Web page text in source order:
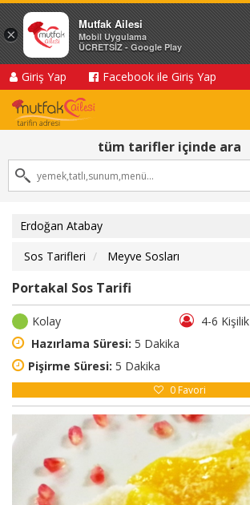
Giriş Yap Facebook ile Giriş Yap
tüm tarifler içinde ara
Erdoğan Atabay
Sos Tarifleri
Meyve Sosları
Portakal Sos Tarifi
Kolay
4-6 Kişilik
Hazırlama Süresi: 5 Dakika
Pişirme Süresi: 5 Dakika
0 Favori
×
Mutfak Ailesi
Mobil Uygulama
ÜCRETSİZ - Google Play